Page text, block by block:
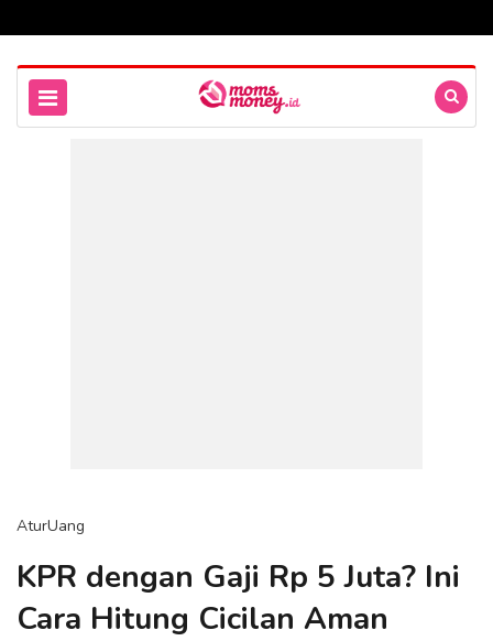
AturUang
KPR dengan Gaji Rp 5 Juta? Ini
Cara Hitung Cicilan Aman